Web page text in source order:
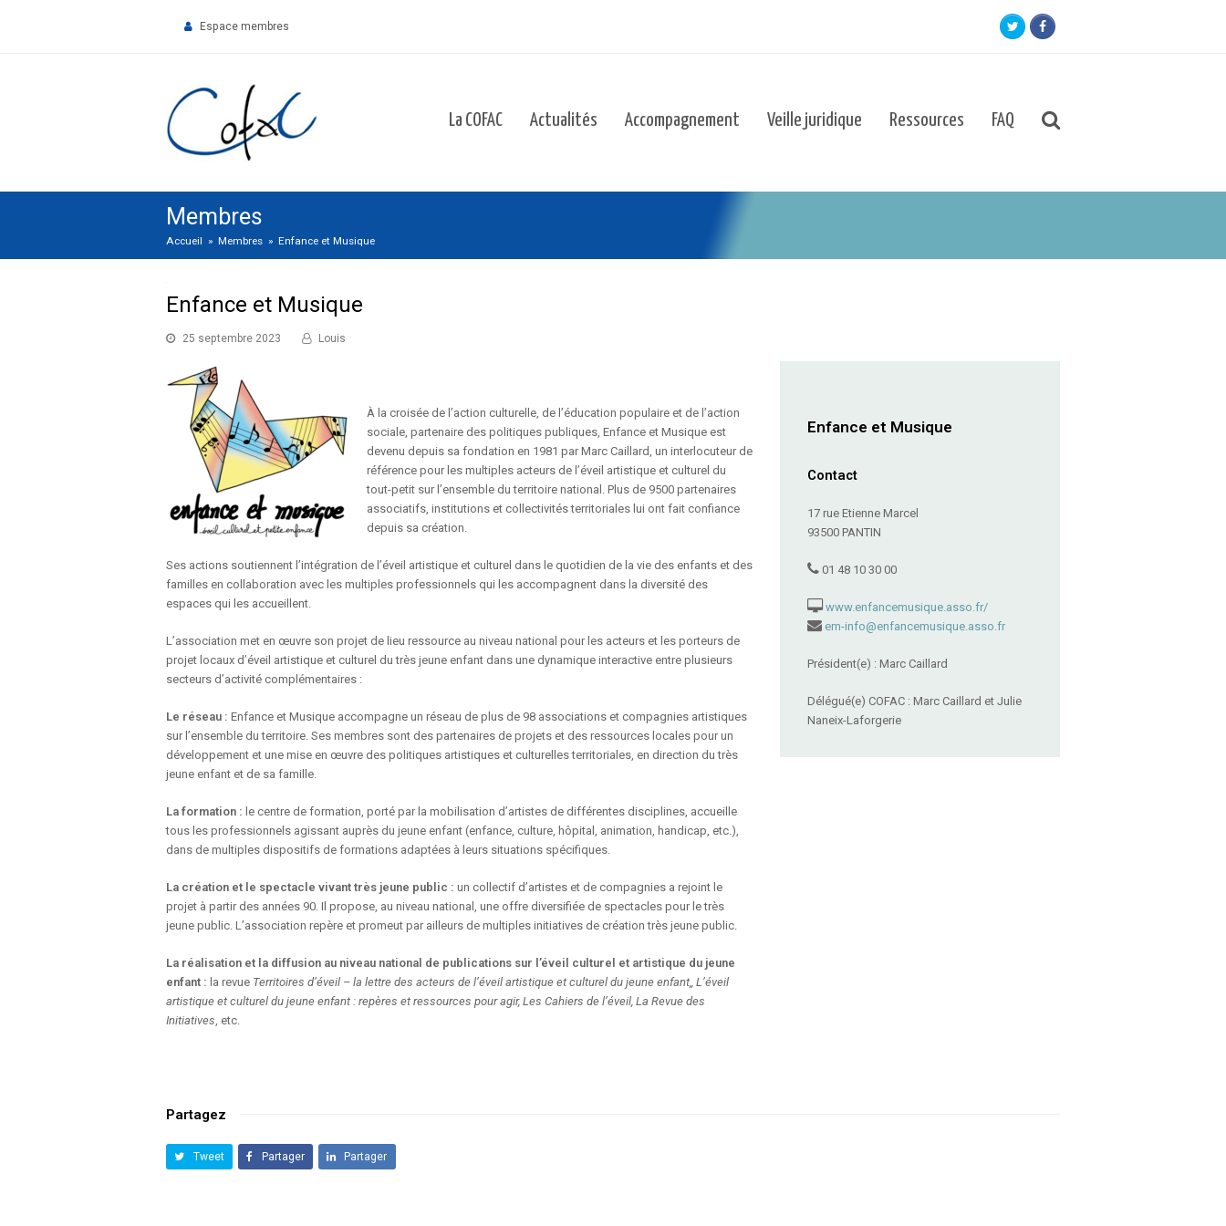
Espace membres TwitterFacebook
La COFAC Actualités Accompagnement Veille juridique Ressources FAQ
Membres
Accueil » Membres » Enfance et Musique
Enfance et Musique
25 septembre 2023 Louis
À la croisée de l’action culturelle, de l’éducation populaire et de l’action
sociale, partenaire des politiques publiques, Enfance et Musique est
devenu depuis sa fondation en 1981 par Marc Caillard, un interlocuteur de
référence pour les multiples acteurs de l’éveil artistique et culturel du
tout-petit sur l’ensemble du territoire national. Plus de 9500 partenaires
associatifs, institutions et collectivités territoriales lui ont fait confiance
depuis sa création.
Ses actions soutiennent l’intégration de l’éveil artistique et culturel dans le quotidien de la vie des enfants et des
familles en collaboration avec les multiples professionnels qui les accompagnent dans la diversité des
espaces qui les accueillent.
L’association met en œuvre son projet de lieu ressource au niveau national pour les acteurs et les porteurs de
projet locaux d’éveil artistique et culturel du très jeune enfant dans une dynamique interactive entre plusieurs
secteurs d’activité complémentaires :
Le réseau : Enfance et Musique accompagne un réseau de plus de 98 associations et compagnies artistiques
sur l’ensemble du territoire. Ses membres sont des partenaires de projets et des ressources locales pour un
développement et une mise en œuvre des politiques artistiques et culturelles territoriales, en direction du très
jeune enfant et de sa famille.
La formation : le centre de formation, porté par la mobilisation d’artistes de différentes disciplines, accueille
tous les professionnels agissant auprès du jeune enfant (enfance, culture, hôpital, animation, handicap, etc.),
dans de multiples dispositifs de formations adaptées à leurs situations spécifiques.
La création et le spectacle vivant très jeune public : un collectif d’artistes et de compagnies a rejoint le
projet à partir des années 90. Il propose, au niveau national, une offre diversifiée de spectacles pour le très
jeune public. L’association repère et promeut par ailleurs de multiples initiatives de création très jeune public.
La réalisation et la diffusion au niveau national de publications sur l’éveil culturel et artistique du jeune
enfant : la revue Territoires d’éveil – la lettre des acteurs de l’éveil artistique et culturel du jeune enfant,, L’éveil
artistique et culturel du jeune enfant : repères et ressources pour agir, Les Cahiers de l’éveil, La Revue des
Initiatives, etc.
Enfance et Musique
Contact
17 rue Etienne Marcel
93500 PANTIN
01 48 10 30 00
www.enfancemusique.asso.fr/
em-info@enfancemusique.asso.fr
Président(e) : Marc Caillard
Délégué(e) COFAC : Marc Caillard et Julie
Naneix-Laforgerie
Partagez
Tweet Partager Partager